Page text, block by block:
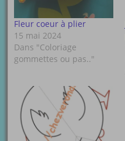
Fleur coeur à plier
15 mai 2024
Dans "Coloriage
gommettes ou pas.."